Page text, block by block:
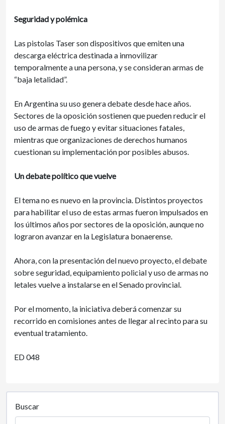
Seguridad y polémica
Las pistolas Taser son dispositivos que emiten una
descarga eléctrica destinada a inmovilizar
temporalmente a una persona, y se consideran armas de
“baja letalidad”.
En Argentina su uso genera debate desde hace años.
Sectores de la oposición sostienen que pueden reducir el
uso de armas de fuego y evitar situaciones fatales,
mientras que organizaciones de derechos humanos
cuestionan su implementación por posibles abusos.
Un debate político que vuelve
El tema no es nuevo en la provincia. Distintos proyectos
para habilitar el uso de estas armas fueron impulsados en
los últimos años por sectores de la oposición, aunque no
lograron avanzar en la Legislatura bonaerense.
Ahora, con la presentación del nuevo proyecto, el debate
sobre seguridad, equipamiento policial y uso de armas no
letales vuelve a instalarse en el Senado provincial.
Por el momento, la iniciativa deberá comenzar su
recorrido en comisiones antes de llegar al recinto para su
eventual tratamiento.
ED 048
Buscar